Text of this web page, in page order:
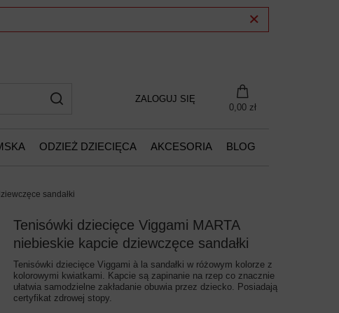
ZALOGUJ SIĘ
0,00 zł
ODZIEŻ DZIECIĘCA AKCESORIA BLOG
sandałki
Tenisówki dziecięce Viggami MARTA
niebieskie kapcie dziewczęce sandałki
Tenisówki dziecięce Viggami à la sandałki w różowym kolorze z
kolorowymi kwiatkami. Kapcie są zapinanie na rzep co znacznie
ułatwia samodzielne zakładanie obuwia przez dziecko. Posiadają
certyfikat zdrowej stopy.